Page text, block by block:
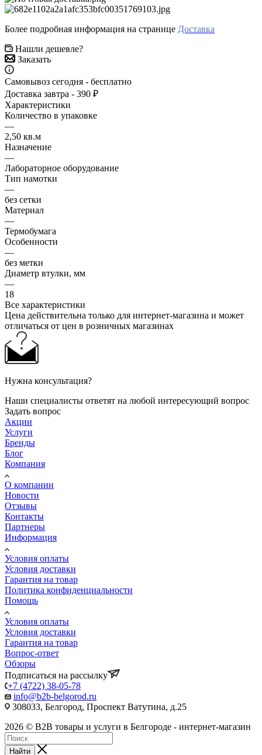
Более подробная информация на странице Доставка
Нашли дешевле?
Заказать
Самовывоз сегодня - бесплатно
Доставка завтра - 390 ₽
Характеристики
Количество в упаковке
—
2,50 кв.м
Назначение
—
Лабораторное оборудование
Тип намотки
—
без сетки
Материал
—
Термобумага
Особенности
—
без метки
Диаметр втулки, мм
—
18
Все характеристики
Цена действительна только для интернет-магазина и может
отличаться от цен в розничных магазинах
Нужна консультация?
Наши специалисты ответят на любой интересующий вопрос
Задать вопрос
Акции
Услуги
Бренды
Блог
Компания
О компании
Новости
Отзывы
Контакты
Партнеры
Информация
Условия оплаты
Условия доставки
Гарантия на товар
Политика конфиденциальности
Помощь
Условия оплаты
Условия доставки
Гарантия на товар
Вопрос-ответ
Обзоры
Подписаться на рассылку
+7 (4722) 38-05-78
info@b2b-belgorod.ru
308033, Белгород, Проспект Ватутина, д.25
2026 © B2B товары и услуги в Белгороде - интернет-магазин
Найти